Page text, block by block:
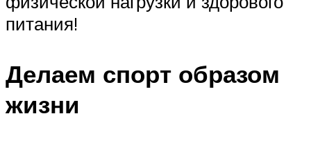
питания!
Делаем спорт образом
жизни